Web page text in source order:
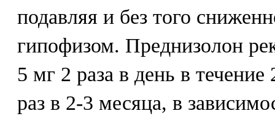
подавляя и без того
гипофизом. Преднизолон
5 мг 2 раза в день в
раз в 2-3 месяца, в